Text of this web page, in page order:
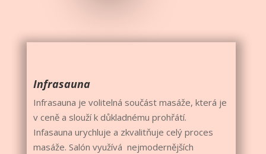
Infrasauna
Infrasauna je volitelná součást masáže, která je
v ceně a slouží k důkladnému prohřátí.
Infasauna urychluje a zkvalitňuje celý proces
masáže. Salón využívá nejmodernějších